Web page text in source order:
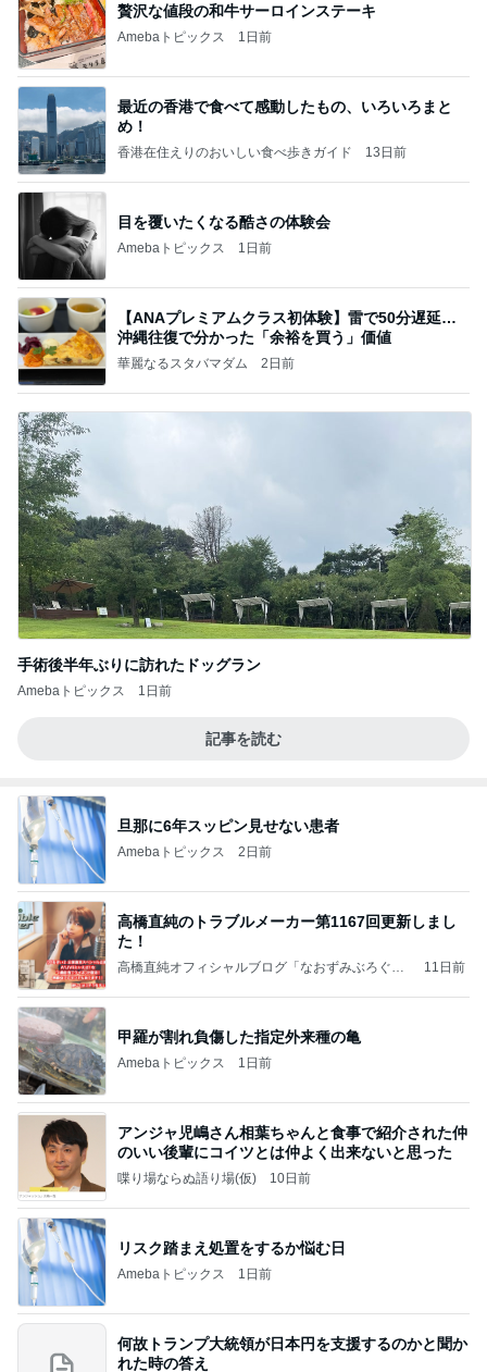
贅沢な値段の和牛サーロインステーキ
Amebaトピックス 1日前
最近の香港で食べて感動したもの、いろいろまと
め！
香港在住えりのおいしい食べ歩きガイド 13日前
目を覆いたくなる酷さの体験会
Amebaトピックス 1日前
【ANAプレミアムクラス初体験】雷で50分遅延…
沖縄往復で分かった「余裕を買う」価値
華麗なるスタバマダム 2日前
手術後半年ぶりに訪れたドッグラン
Amebaトピックス 1日前
記事を読む
旦那に6年スッピン見せない患者
Amebaトピックス 2日前
高橋直純のトラブルメーカー第1167回更新しまし
た！
高橋直純オフィシャルブログ「なおずみぶろぐ」
11日前
甲羅が割れ負傷した指定外来種の亀
Amebaトピックス 1日前
アンジャ児嶋さん相葉ちゃんと食事で紹介された仲
のいい後輩にコイツとは仲よく出来ないと思った
喋り場ならぬ語り場(仮) 10日前
リスク踏まえ処置をするか悩む日
Amebaトピックス 1日前
何故トランプ大統領が日本円を支援するのかと聞か
れた時の答え